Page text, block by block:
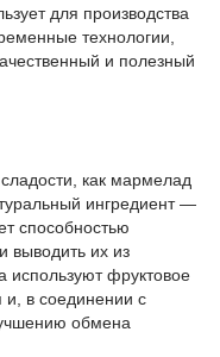
для производства
технологии,
и полезный
как мармелад
ингредиент —
способностью
выводить их из
используют фруктовое
и, в соединении с
обмена